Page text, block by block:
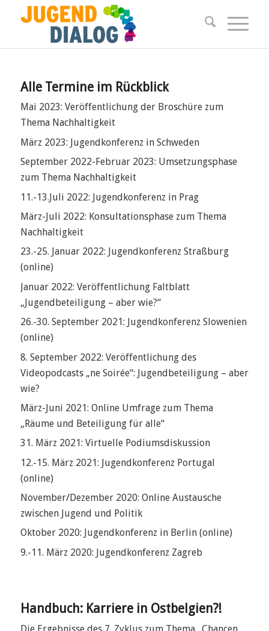
Alle Termine im Rückblick
Mai 2023: Veröffentlichung der Broschüre zum
Thema Nachhaltigkeit
März 2023: Jugendkonferenz in Schweden
September 2022-Februar 2023: Umsetzungsphase
zum Thema Nachhaltigkeit
11.-13.Juli 2022: Jugendkonferenz in Prag
März-Juli 2022: Konsultationsphase zum Thema
Nachhaltigkeit
23.-25. Januar 2022: Jugendkonferenz Straßburg
(online)
Januar 2022: Veröffentlichung Faltblatt
„Jugendbeteiligung – aber wie?“
26.-30. September 2021: Jugendkonferenz Slowenien
(online)
8. September 2022: Veröffentlichung des
Videopodcasts „ne Soirée“: Jugendbeteiligung – aber
wie?
März-Juni 2021: Online Umfrage zum Thema
„Räume und Beteiligung für alle“
31. März 2021: Virtuelle Podiumsdiskussion
12.-15. März 2021: Jugendkonferenz Portugal
(online)
November/Dezember 2020: Online Austausche
zwischen Jugend und Politik
Oktober 2020: Jugendkonferenz in Berlin (online)
9.-11. März 2020: Jugendkonferenz Zagreb
Handbuch: Karriere in Ostbelgien?!
Die Ergebnisse des 7. Zyklus zum Thema „Chancen